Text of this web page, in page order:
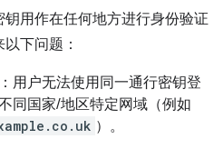
钥用作在任何地方进行身份验证
下问题：
用户无法使用同一通行密钥登
同国家/地区特定网域（例如
）。